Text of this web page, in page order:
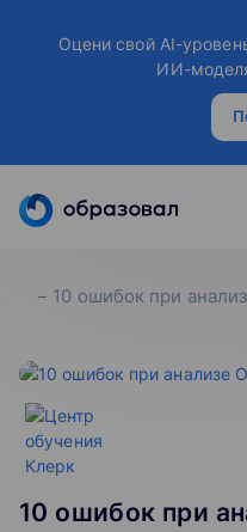
Оцени свой AI-
ИИ-
10 ошибок при
10 ошибок при